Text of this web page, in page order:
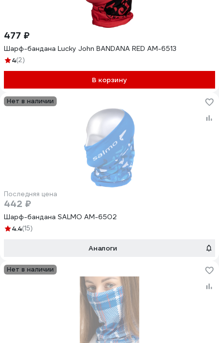
477 ₽
Шарф-бандана Lucky John BANDANA RED AM-6513
4(2)
В корзину
Нет в наличии
Последняя цена
442 ₽
Шарф-бандана SALMO AM-6502
4.4(15)
Аналоги
Нет в наличии